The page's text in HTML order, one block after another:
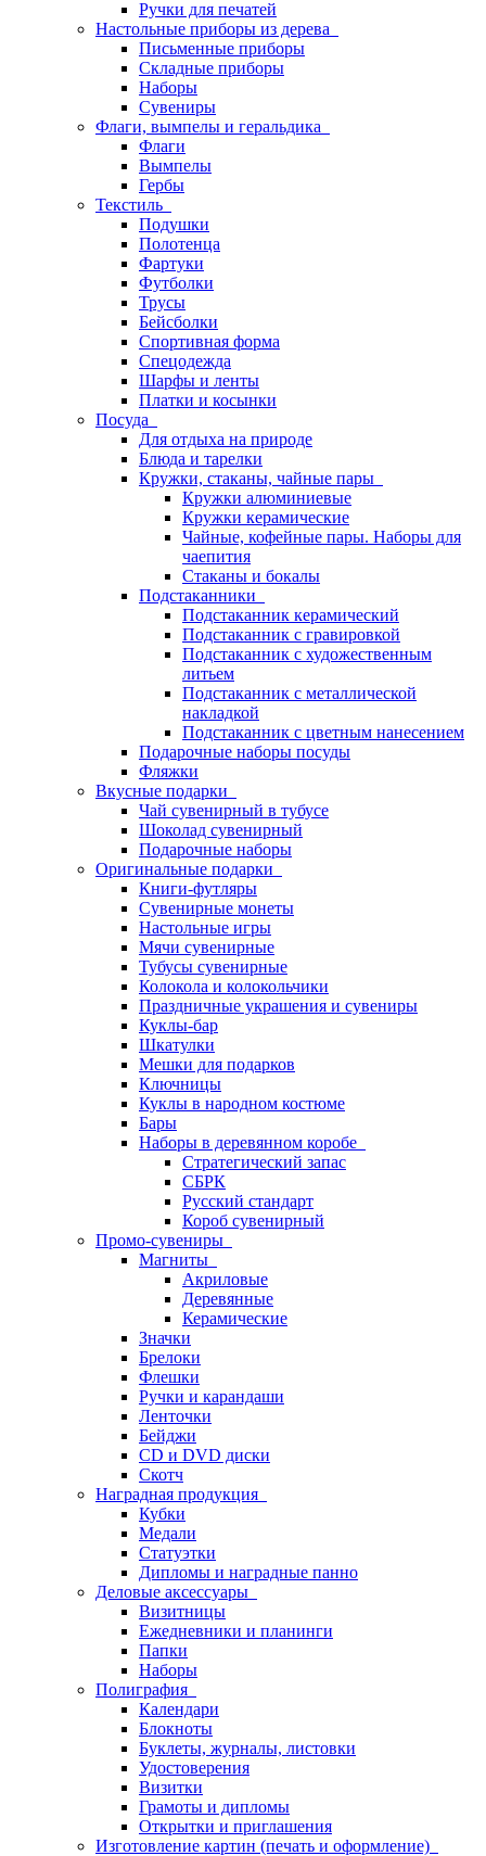
Ручки для печатей
Настольные приборы из дерева
Письменные приборы
Складные приборы
Наборы
Сувениры
Флаги, вымпелы и геральдика
Флаги
Вымпелы
Гербы
Текстиль
Подушки
Полотенца
Фартуки
Футболки
Трусы
Бейсболки
Спортивная форма
Спецодежда
Шарфы и ленты
Платки и косынки
Посуда
Для отдыха на природе
Блюда и тарелки
Кружки, стаканы, чайные пары
Кружки алюминиевые
Кружки керамические
Чайные, кофейные пары. Наборы для
чаепития
Стаканы и бокалы
Подстаканники
Подстаканник керамический
Подстаканник c гравировкой
Подстаканник с художественным
литьем
Подстаканник с металлической
накладкой
Подстаканник с цветным нанесением
Подарочные наборы посуды
Фляжки
Вкусные подарки
Чай сувенирный в тубусе
Шоколад сувенирный
Подарочные наборы
Оригинальные подарки
Книги-футляры
Сувенирные монеты
Настольные игры
Мячи сувенирные
Тубусы сувенирные
Колокола и колокольчики
Праздничные украшения и сувениры
Куклы-бар
Шкатулки
Мешки для подарков
Ключницы
Куклы в народном костюме
Бары
Наборы в деревянном коробе
Стратегический запас
СБРК
Русский стандарт
Короб сувенирный
Промо-сувениры
Магниты
Акриловые
Деревянные
Керамические
Значки
Брелоки
Флешки
Ручки и карандаши
Ленточки
Бейджи
CD и DVD диски
Скотч
Наградная продукция
Кубки
Медали
Статуэтки
Дипломы и наградные панно
Деловые аксессуары
Визитницы
Ежедневники и планинги
Папки
Наборы
Полиграфия
Календари
Блокноты
Буклеты, журналы, листовки
Удостоверения
Визитки
Грамоты и дипломы
Открытки и приглашения
Изготовление картин (печать и оформление)